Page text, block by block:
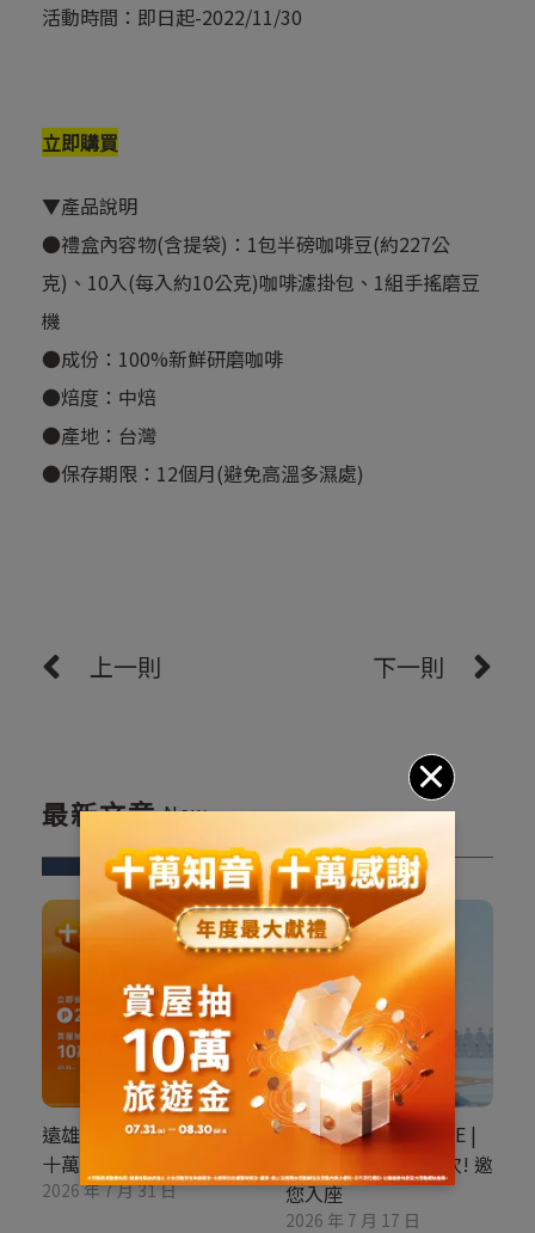
活動時間：即日起-2022/11/30
立即購買
▼產品說明
●禮盒內容物(含提袋)：1包半磅咖啡豆(約227公
克)、10入(每入約10公克)咖啡濾掛包、1組手搖磨豆
機
●成份：100%新鮮研磨咖啡
●焙度：中焙
●產地：台灣
●保存期限：12個月(避免高溫多濕處)
上一則 下一則
最新文章 New
遠雄房地產 官方LINE |
十萬知音，十萬感謝
2026 年 7 月 31 日
遠雄房地產 官方LINE |
大巨蛋包廂 限量席次! 邀
您入座
2026 年 7 月 17 日